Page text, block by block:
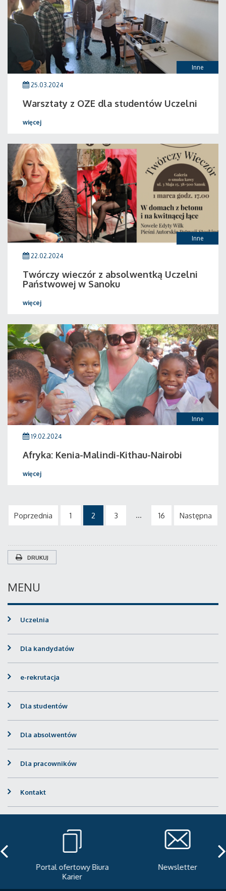
Inne
25.03.2024
Warsztaty z OZE dla studentów Uczelni
więcej
Inne
22.02.2024
Twórczy wieczór z absolwentką Uczelni
Państwowej w Sanoku
więcej
Inne
19.02.2024
Afryka: Kenia-Malindi-Kithau-Nairobi
więcej
Poprzednia 1 2 3 ... 16 Następna
DRUKUJ
MENU
Uczelnia
Dla kandydatów
e-rekrutacja
Dla studentów
Dla absolwentów
Dla pracowników
Kontakt
Portal ofertowy Biura
Karier
Newsletter